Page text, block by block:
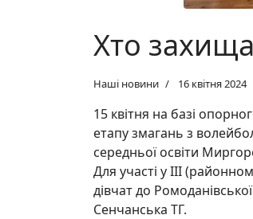
Хто
Наші новини 16 квітня 2024
15 квітня на базі
етапу змагань з
середньої освіти
Для участі у ІІІ
дівчат до
Сенчанська ТГ.